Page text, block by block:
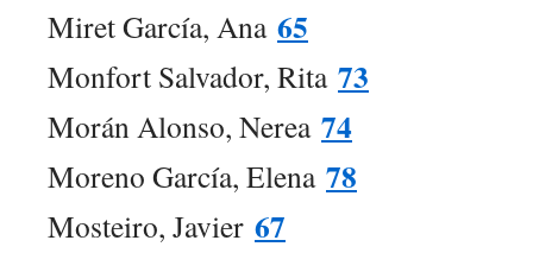
Miret García, Ana 65
Monfort Salvador, Rita 73
Morán Alonso, Nerea 74
Moreno García, Elena 78
Mosteiro, Javier 67